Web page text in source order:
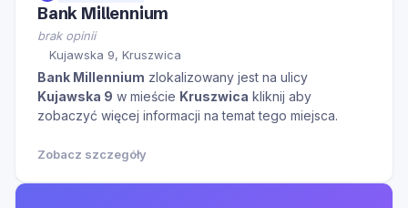
Bank Millennium
brak opinii
Kujawska 9, Kruszwica
Bank Millennium zlokalizowany jest na ulicy
Kujawska 9 w mieście Kruszwica kliknij aby
zobaczyć więcej informacji na temat tego miejsca.
Zobacz szczegóły